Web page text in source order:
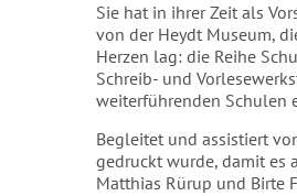
Sie hat in ihrer Zeit als
von der Heydt Museum,
Herzen lag: die Reihe
Schreib- und
weiterführenden Schulen
Begleitet und assistiert
gedruckt wurde, damit es
Matthias Rürup und Birte